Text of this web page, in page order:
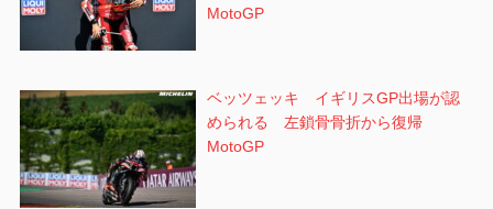
MotoGP
ベッツェッキ イギリスGP出場が認
められる 左鎖骨骨折から復帰
MotoGP